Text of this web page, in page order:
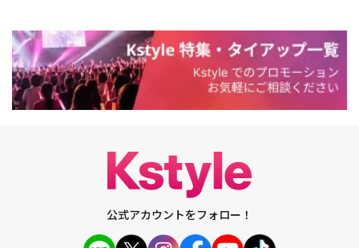
公式アカウントをフォロー！